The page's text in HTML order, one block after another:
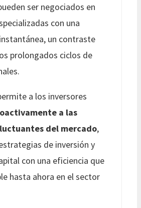
ser negociados en
con una
un contraste
prolongados ciclos de
a los inversores
a las
del mercado,
de inversión y
con una eficiencia que
hasta ahora en el sector